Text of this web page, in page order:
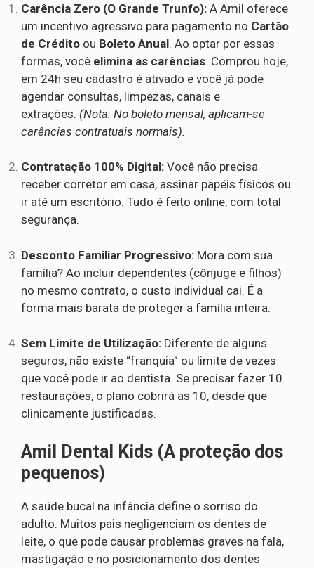
Carência Zero (O Grande Trunfo): A Amil oferece
um incentivo agressivo para pagamento no Cartão
de Crédito ou Boleto Anual. Ao optar por essas
formas, você elimina as carências. Comprou hoje,
em 24h seu cadastro é ativado e você já pode
agendar consultas, limpezas, canais e
extrações. (Nota: No boleto mensal, aplicam-se
carências contratuais normais).
Contratação 100% Digital: Você não precisa
receber corretor em casa, assinar papéis físicos ou
ir até um escritório. Tudo é feito online, com total
segurança.
Desconto Familiar Progressivo: Mora com sua
família? Ao incluir dependentes (cônjuge e filhos)
no mesmo contrato, o custo individual cai. É a
forma mais barata de proteger a família inteira.
Sem Limite de Utilização: Diferente de alguns
seguros, não existe “franquia” ou limite de vezes
que você pode ir ao dentista. Se precisar fazer 10
restaurações, o plano cobrirá as 10, desde que
clinicamente justificadas.
Amil Dental Kids (A proteção dos
pequenos)
A saúde bucal na infância define o sorriso do
adulto. Muitos pais negligenciam os dentes de
leite, o que pode causar problemas graves na fala,
mastigação e no posicionamento dos dentes